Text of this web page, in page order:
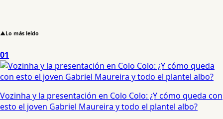
▲Lo más leído
01
Vozinha y la presentación en Colo Colo: ¿Y cómo queda con
esto el joven Gabriel Maureira y todo el plantel albo?